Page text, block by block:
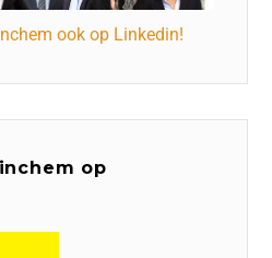
ook op Linkedin!
op